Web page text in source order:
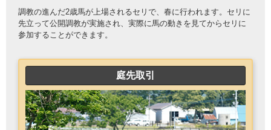
調教の進んだ2歳馬が上場されるセリで、春に行われます。セリに
先立って公開調教が実施され、実際に馬の動きを見てからセリに
参加することができます。
庭先取引